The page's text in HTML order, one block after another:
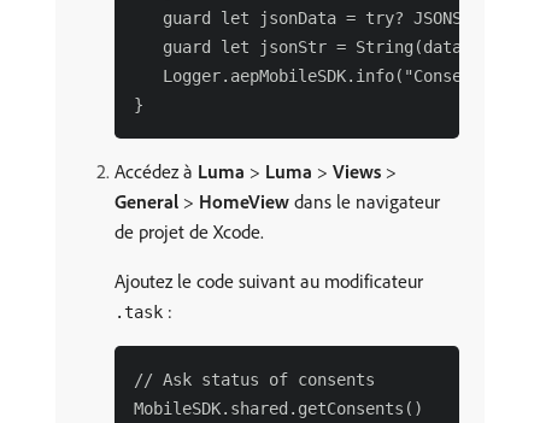
guard let jsonData = try?
guard let jsonStr = String(data:
Logger.aepMobileSDK.info("Consent
Accédez à Luma > Luma > Views >
General > HomeView dans le navigateur
de projet de Xcode.
Ajoutez le code suivant au modificateur
.task :
// Ask status of consents